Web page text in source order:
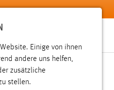
Einige von ihnen
andere uns helfen,
zusätzliche
stellen.